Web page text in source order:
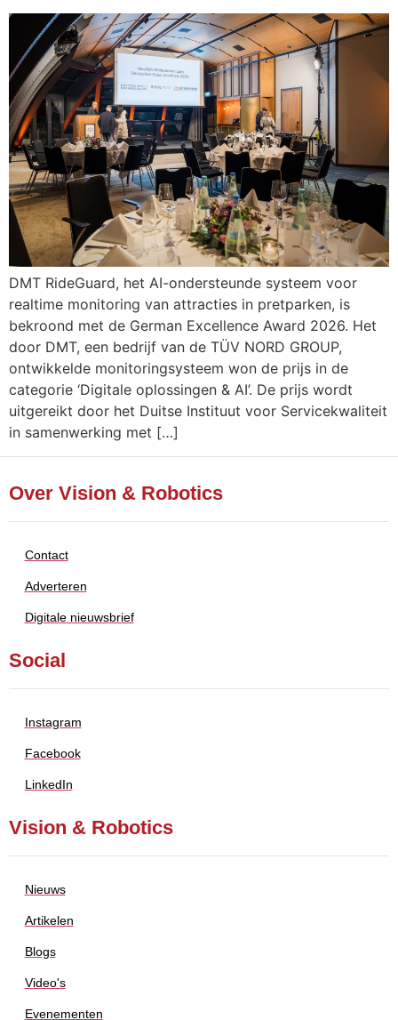
DMT RideGuard, het AI-ondersteunde systeem voor
realtime monitoring van attracties in pretparken, is
bekroond met de German Excellence Award 2026. Het
door DMT, een bedrijf van de TÜV NORD GROUP,
ontwikkelde monitoringsysteem won de prijs in de
categorie ‘Digitale oplossingen & AI’. De prijs wordt
uitgereikt door het Duitse Instituut voor Servicekwaliteit
in samenwerking met […]
Over Vision & Robotics
Contact
Adverteren
Digitale nieuwsbrief
Social
Instagram
Facebook
LinkedIn
Vision & Robotics
Nieuws
Artikelen
Blogs
Video's
Evenementen